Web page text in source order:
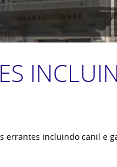
errantes incluindo canil e